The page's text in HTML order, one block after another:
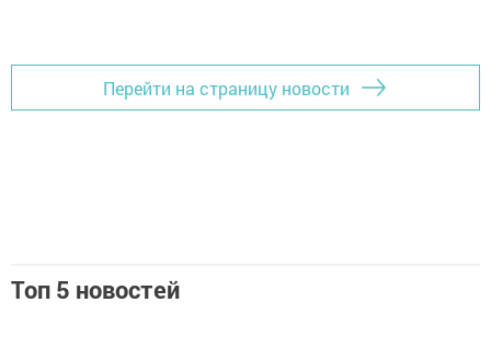
Перейти на страницу новости
Топ 5 новостей